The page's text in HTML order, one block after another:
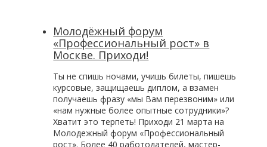
Молодёжный форум
«Профессиональный рост» в
Москве. Приходи!
Ты не спишь ночами, учишь билеты, пишешь
курсовые, защищаешь диплом, а взамен
получаешь фразу «мы Вам перезвоним» или
«нам нужные более опытные сотрудники»?
Хватит это терпеть! Приходи 21 марта на
Молодежный форум «Профессиональный
рост». Более 40 работодателей, мастер-